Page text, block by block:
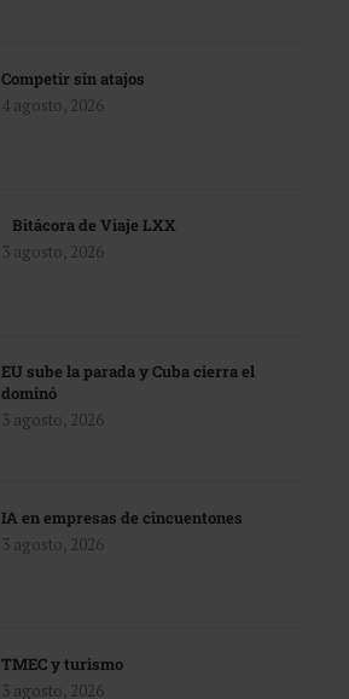
Competir sin atajos
4 agosto, 2026
Bitácora de Viaje LXX
3 agosto, 2026
EU sube la parada y Cuba cierra el
dominó
3 agosto, 2026
IA en empresas de cincuentones
3 agosto, 2026
TMEC y turismo
3 agosto, 2026